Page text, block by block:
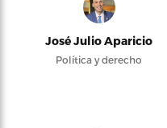
José Julio Aparicio
Política y derecho